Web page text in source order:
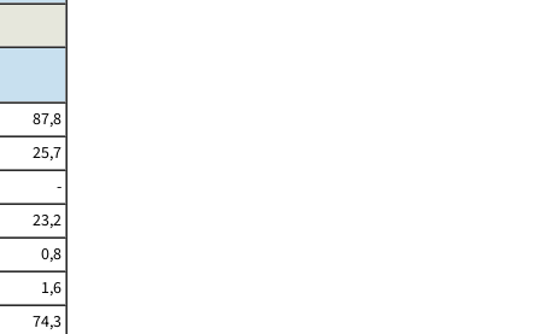
87,8
25,7
-
23,2
0,8
1,6
74,3